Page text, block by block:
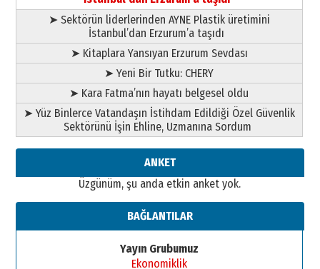
A. Berhan Yılmaz
BİR BÖLÜM DEĞİL, BİR ÖMÜR
SEÇİYORSUNUZ… “NEDEN
ATATÜRK ÜNİVERSİTESİ?”
28 Temmuz 2026 Salı
Ahmet Gökhan YAZICI
Ahmed Yesevi’den bir Alperen…
”Reisimiz” idi… Hakka yürüdü.!
26 Mart 2026 Perşembe
gönül adamı Faruk Terzioğlu!
Başkan Sekmen’den Erzurum’a
bir vizyon proje daha!
02 Ağustos 2026 Pazar
➤ Sektörün liderlerinden AYNE Plastik üretimini
İstanbul’dan Erzurum’a taşıdı
➤ Kitaplara Yansıyan Erzurum Sevdası
➤ Yeni Bir Tutku: CHERY
➤ Kara Fatma’nın hayatı belgesel oldu
➤ Yüz Binlerce Vatandaşın İstihdam Edildiği Özel Güvenlik
Sektörünü İşin Ehline, Uzmanına Sordum
ANKET
Üzgünüm, şu anda etkin anket yok.
BAĞLANTILAR
Yayın Grubumuz
Ekonomiklik